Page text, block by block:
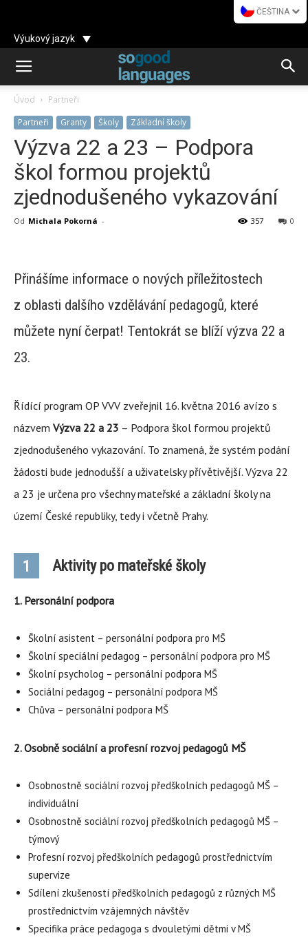
ČEŠTINA
Výukový jazyk
Úvod
Partneři
Partneři
Granty Školy Základní školy
Výzva 22 a 23 – Podpora
škol formou projektů
zjednodušeného vykazování
Od Michala Pokorná - 0
357
Přinášíme informace o nových příležitostech
z oblasti dalšího vzdělávání pedagogů, které
můžete nyní čerpat! Tentokrát se blíží výzva 22 a
23.
Řídící program OP VVV zveřejnil 16. května 2016 avízo s
názvem Výzva 22 a 23 – Podpora škol formou projektů
zjednodušeného vykazování. To znamená, že systém podání
žádosti bude jednodušší a uživatelsky přívětivější. Výzva 22
a 23 je určena pro všechny mateřské a základní školy na
území České republiky, tedy i včetně Prahy.
1 Aktivity po mateřské školy
1. Personální podpora
Školní asistent – personální podpora pro MŠ
Školní speciální pedagog – personální podpora pro MŠ
Školní psycholog – personální podpora MŠ
Sociální pedagog – personální podpora MŠ
Chůva – personální podpora MŠ
2. Osobně sociální a profesní rozvoj pedagogů MŠ
Osobnostně sociální rozvoj předškolních pedagogů MŠ –
individuální
Osobnostně sociální rozvoj předškolních pedagogů MŠ –
týmový
Profesní rozvoj předškolních pedagogů prostřednictvím
supervize
Sdílení zkušeností předškolních pedagogů z různých MŠ
prostřednictvím vzájemných návštěv
Specifika práce pedagoga s dvouletými dětmi v MŠ